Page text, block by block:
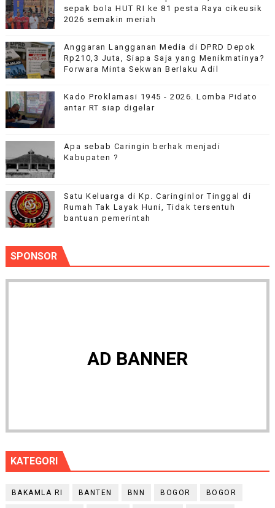
sepak bola HUT RI ke 81 pesta Raya cikeusik
2026 semakin meriah
Anggaran Langganan Media di DPRD Depok
Rp210,3 Juta, Siapa Saja yang Menikmatinya?
Forwara Minta Sekwan Berlaku Adil
Kado Proklamasi 1945 - 2026. Lomba Pidato
antar RT siap digelar
Apa sebab Caringin berhak menjadi
Kabupaten ?
Satu Keluarga di Kp. Caringinlor Tinggal di
Rumah Tak Layak Huni, Tidak tersentuh
bantuan pemerintah
SPONSOR
AD BANNER
KATEGORI
BAKAMLA RI BANTEN BNN BOGOR BOGOR